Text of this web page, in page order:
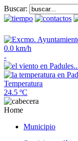
Buscar:
0.0 km/h
-
Temperatura
24.5 ºC
Home
Municipio